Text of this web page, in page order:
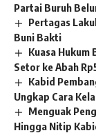
Partai Buruh
Pertagas
Buni Bakti
Kuasa Hukum
Setor ke Abah
Kabid
Ungkap Cara
Menguak
Hingga Nitip